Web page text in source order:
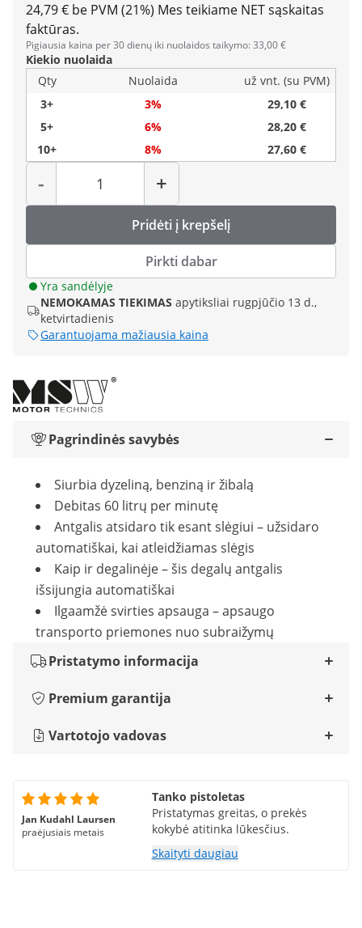
24,79 € be PVM (21%) Mes teikiame NET sąskaitas
faktūras.
Pigiausia kaina per 30 dienų iki nuolaidos taikymo: 33,00 €
Kiekio nuolaida
Qty
Nuolaida
už vnt. (su PVM)
3+
3%
29,10 €
5+
6%
28,20 €
10+
8% 27,60 €
-
Kiekis
+
Pridėti į krepšelį
Pirkti dabar
Yra sandėlyje
NEMOKAMAS TIEKIMAS apytiksliai rugpjūčio 13 d.,
ketvirtadienis
Garantuojama mažiausia kaina
Pagrindinės savybės
Siurbia dyzeliną, benziną ir žibalą
Debitas 60 litrų per minutę
Antgalis atsidaro tik esant slėgiui – užsidaro
automatiškai, kai atleidžiamas slėgis
Kaip ir degalinėje – šis degalų antgalis
išsijungia automatiškai
Ilgaamžė svirties apsauga – apsaugo
transporto priemones nuo subraižymų
Pristatymo informacija
Premium garantija
Vartotojo vadovas
Jan Kudahl Laursen
praėjusiais metais
Tanko pistoletas
Pristatymas greitas, o prekės
kokybė atitinka lūkesčius.
Skaityti daugiau